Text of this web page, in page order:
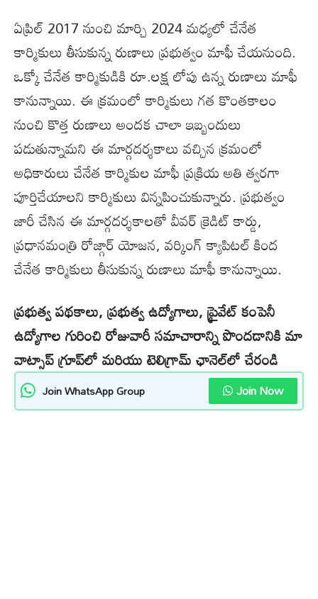
ఏప్రిల్ 2017 నుంచి మార్చి 2024 మధ్యలో చేనేత
కార్మికులు తీసుకున్న రుణాలు ప్రభుత్వం మాఫీ చేయనుంది.
ఒక్కో చేనేత కార్మికుడికి రూ.లక్ష లోపు ఉన్న రుణాలు మాఫీ
కానున్నాయి. ఈ క్రమంలో కార్మికులు గత కొంతకాలం
నుంచి కొత్త రుణాలు అందక చాలా ఇబ్బందులు
పడుతున్నామని ఈ మార్గదర్శకాలు వచ్చిన క్రమంలో
అధికారులు చేనేత కార్మికుల మాఫీ ప్రక్రియ అతి త్వరగా
పూర్తిచేయాలని కార్మికులు విన్నపించుకున్నారు. ప్రభుత్వం
జారీ చేసిన ఈ మార్గదర్శకాలతో వీవర్ క్రెడిట్ కార్డు,
ప్రధానమంత్రి రోజ్గార్ యోజన, వర్కింగ్ క్యాపిటల్ కింద
చేనేత కార్మికులు తీసుకున్న రుణాలు మాఫీ కానున్నాయి.
ప్రభుత్వ పథకాలు, ప్రభుత్వ ఉద్యోగాలు, ప్రైవేట్ కంపెనీ
ఉద్యోగాల గురించి రోజువారీ సమాచారాన్ని పొందడానికి మా
వాట్సాప్ గ్రూప్‌లో మరియు టెలిగ్రామ్ ఛానెల్‌లో చేరండి
Join WhatsApp Group Join Now